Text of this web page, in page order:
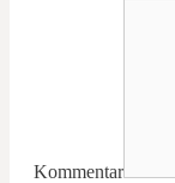
Kommentar